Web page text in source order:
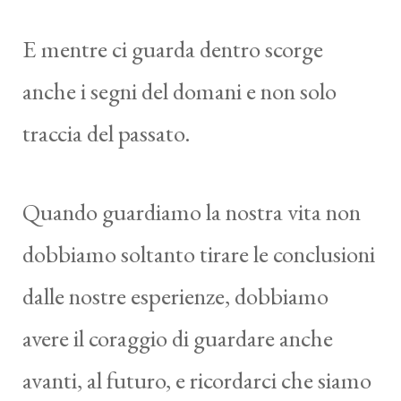
E mentre ci guarda dentro scorge
anche i segni del domani e non solo
traccia del passato.
Quando guardiamo la nostra vita non
dobbiamo soltanto tirare le conclusioni
dalle nostre esperienze, dobbiamo
avere il coraggio di guardare anche
avanti, al futuro, e ricordarci che siamo